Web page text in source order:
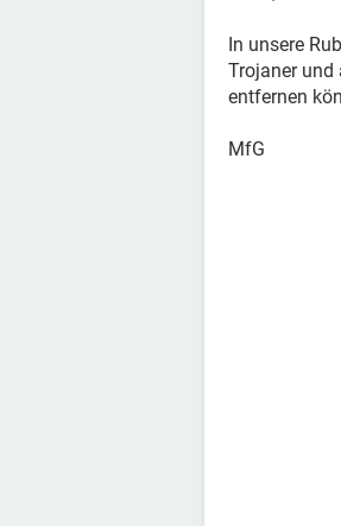
In unsere
Trojaner und
entfernen
MfG